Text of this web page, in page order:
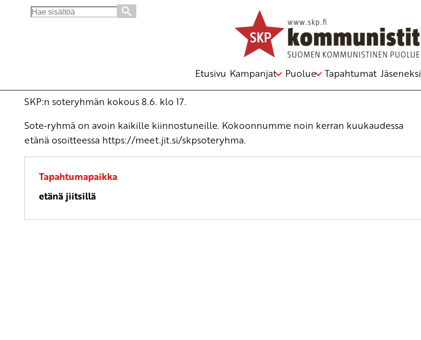
Search
Etusivu Kampanjat Puolue Tapahtumat Jäseneksi
SKP:n soteryhmän kokous 8.6. klo 17.
Sote-ryhmä on avoin kaikille kiinnostuneille. Kokoonnumme noin kerran kuukaudessa
etänä osoitteessa https://meet.jit.si/skpsoteryhma.
Tapahtumapaikka
etänä jiitsillä